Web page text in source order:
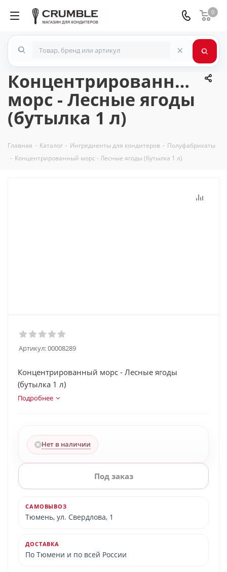
0
×
Концентрированный
морс - Лесные ягоды
(бутылка 1 л)
Главная - Каталог - Ингредиенты для кондитеров - Полуфабрикаты
- Концентрированный морс - Лесные ягоды (бутылка 1 л)
Артикул:00008289
Концентрированный морс - Лесные ягоды
(бутылка 1 л)
Подробнее
Нет в наличии
Под заказ
САМОВЫВОЗ
Тюмень, ул. Свердлова, 1
ДОСТАВКА
По Тюмени и по всей России